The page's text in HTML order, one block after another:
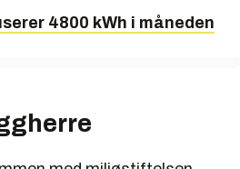
4800 kWh i måneden